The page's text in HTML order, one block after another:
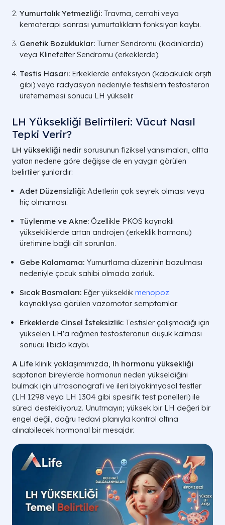
Yumurtalık Yetmezliği: Travma, cerrahi veya
kemoterapi sonrası yumurtalıkların fonksiyon kaybı.
Genetik Bozukluklar: Turner Sendromu (kadınlarda)
veya Klinefelter Sendromu (erkeklerde).
Testis Hasarı: Erkeklerde enfeksiyon (kabakulak orşiti
gibi) veya radyasyon nedeniyle testislerin testosteron
üretememesi sonucu LH yükselir.
LH Yüksekliği Belirtileri: Vücut Nasıl
Tepki Verir?
LH yüksekliği nedir sorusunun fiziksel yansımaları, altta
yatan nedene göre değişse de en yaygın görülen
belirtiler şunlardır:
Adet Düzensizliği: Adetlerin çok seyrek olması veya
hiç olmaması.
Tüylenme ve Akne: Özellikle PKOS kaynaklı
yüksekliklerde artan androjen (erkeklik hormonu)
üretimine bağlı cilt sorunları.
Gebe Kalamama: Yumurtlama düzeninin bozulması
nedeniyle çocuk sahibi olmada zorluk.
Sıcak Basmaları: Eğer yükseklik menopoz
kaynaklıysa görülen vazomotor semptomlar.
Erkeklerde Cinsel İsteksizlik: Testisler çalışmadığı için
yükselen LH'a rağmen testosteronun düşük kalması
sonucu libido kaybı.
A Life klinik yaklaşımımızda, lh hormonu yüksekliği
saptanan bireylerde hormonun neden yükseldiğini
bulmak için ultrasonografi ve ileri biyokimyasal testler
(LH 1298 veya LH 1304 gibi spesifik test panelleri) ile
süreci destekliyoruz. Unutmayın; yüksek bir LH değeri bir
engel değil, doğru tedavi planıyla kontrol altına
alınabilecek hormonal bir mesajdır.